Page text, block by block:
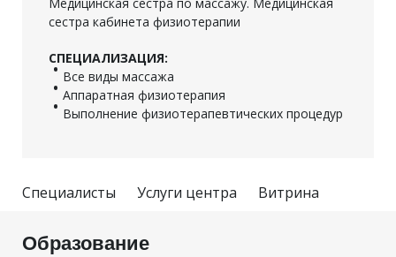
Медицинская сестра по массажу. Медицинская
сестра кабинета физиотерапии
СПЕЦИАЛИЗАЦИЯ:
Все виды массажа
Аппаратная физиотерапия
Выполнение физиотерапевтических процедур
Специалисты Услуги центра Витрина
Образование